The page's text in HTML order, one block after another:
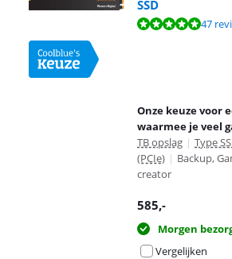
SSD
Beoordeling is 9,5 van de 10, gebaseerd op 47
47
Onze keuze voor
waarmee je veel
TB opslag | Type
(PCIe) | Backup,
creator
585,-
Morgen
Vergelijken